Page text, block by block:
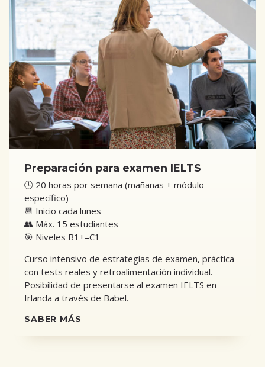
Preparación para examen IELTS
🕒 20 horas por semana (mañanas + módulo
específico)
📆 Inicio cada lunes
👥 Máx. 15 estudiantes
🎯 Niveles B1+–C1
Curso intensivo de estrategias de examen, práctica
con tests reales y retroalimentación individual.
Posibilidad de presentarse al examen IELTS en
Irlanda a través de Babel.
SABER MÁS